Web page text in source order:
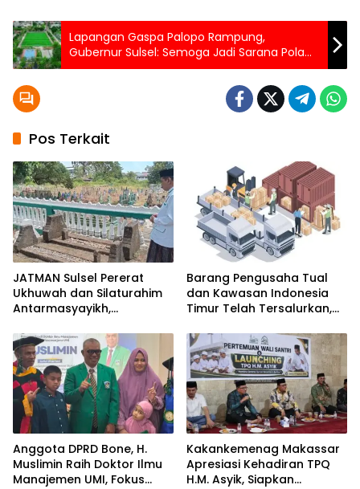
Lapangan Gaspa Palopo Rampung,
Gubernur Sulsel: Semoga Jadi Sarana Pola
Hidup Sehat Warga
Pos Terkait
JATMAN Sulsel Pererat
Ukhuwah dan Silaturahim
Antarmasyayikh,
Ikhwan-Akhwat Thariqah
Barang Pengusaha Tual
dan Kawasan Indonesia
Timur Telah Tersalurkan,
Langkah Penyelesaian PT
Afid Logistik dan PT Tanto
Intim Line
Anggota DPRD Bone, H.
Muslimin Raih Doktor Ilmu
Manajemen UMI, Fokus
Kakankemenag Makassar
Apresiasi Kehadiran TPQ
H.M. Asyik, Siapkan